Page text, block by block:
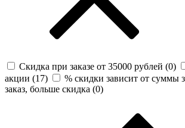
Скидка при заказе от 35000 рублей (0)
акции (17)
% скидки зависит от суммы
заказ, больше скидка (0)